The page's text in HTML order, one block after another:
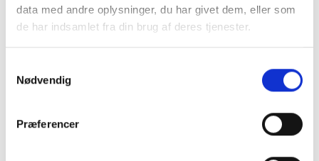
data med andre oplysninger, du har givet dem, eller som
de har indsamlet fra din brug af deres tjenester.
Nødvendig
Præferencer
- Efterfølgende har webinaret resulteret i tre
henvendelser fra virksomheder, der ville vide
mere om, hvad vi går og laver i Aalborg
kommune, fordi de så forretningsmæssige
muligheder, som passede til det, de som
Efterdønninger som disse er ifølge Lars Nøhr